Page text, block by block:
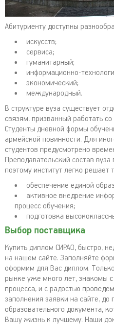
Абитуриенту доступны
искусств;
сервиса;
гуманитарный;
информационно-
экономический;
международный.
В структуре вуза существует
связям, призванный работать
Студенты дневной формы
армейской повинности. Для
студентов предусмотрено
Преподавательский состав
поэтому институт легко решает
обеспечение единой
активное внедрение
процесс обучения;
подготовка
Выбор поставщика
Купить диплом СИРАО, быстро,
на нашем сайте. Заполняйте
оформим для Вас диплом.
рынке уже много лет, знакомы
процесса, и с радостью
заполнения заявки на сайте, до
образовательного документа,
Вашу жизнь к лучшему. Наши